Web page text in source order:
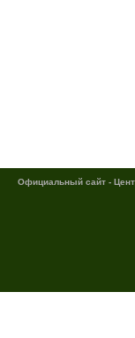
Официальный сайт -